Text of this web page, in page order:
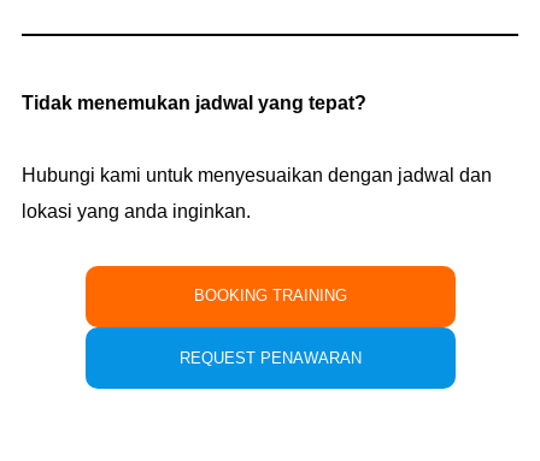
Tidak menemukan jadwal yang tepat?
Hubungi kami untuk menyesuaikan dengan jadwal dan
lokasi yang anda inginkan.
BOOKING TRAINING
REQUEST PENAWARAN